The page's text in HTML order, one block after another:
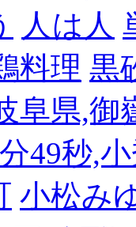
人は人
料理 黒
阜県,御
49秒,
小松み